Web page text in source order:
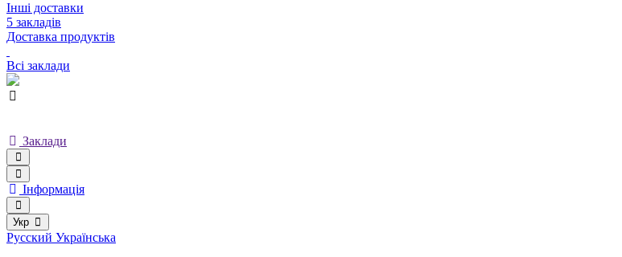
Інші доставки
5 закладів
Доставка продуктів
Всі заклади
Заклади
Інформація
Укр
Русский Українська